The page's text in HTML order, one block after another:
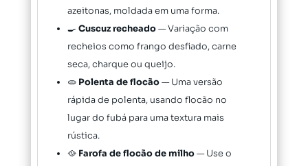
azeitonas, moldada em uma forma.
🍳 Cuscuz recheado— Variação com
recheios como frango desfiado, carne
seca, charque ou queijo.
🫓 Polenta de flocão— Uma versão
rápida de polenta, usando flocão no
lugar do fubá para uma textura mais
rústica.
🥘 Farofa de flocão de milho— Use o